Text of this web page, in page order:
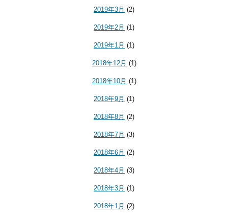
2019年3月 (2)
2019年2月 (1)
2019年1月 (1)
2018年12月 (1)
2018年10月 (1)
2018年9月 (1)
2018年8月 (2)
2018年7月 (3)
2018年6月 (2)
2018年4月 (3)
2018年3月 (1)
2018年1月 (2)